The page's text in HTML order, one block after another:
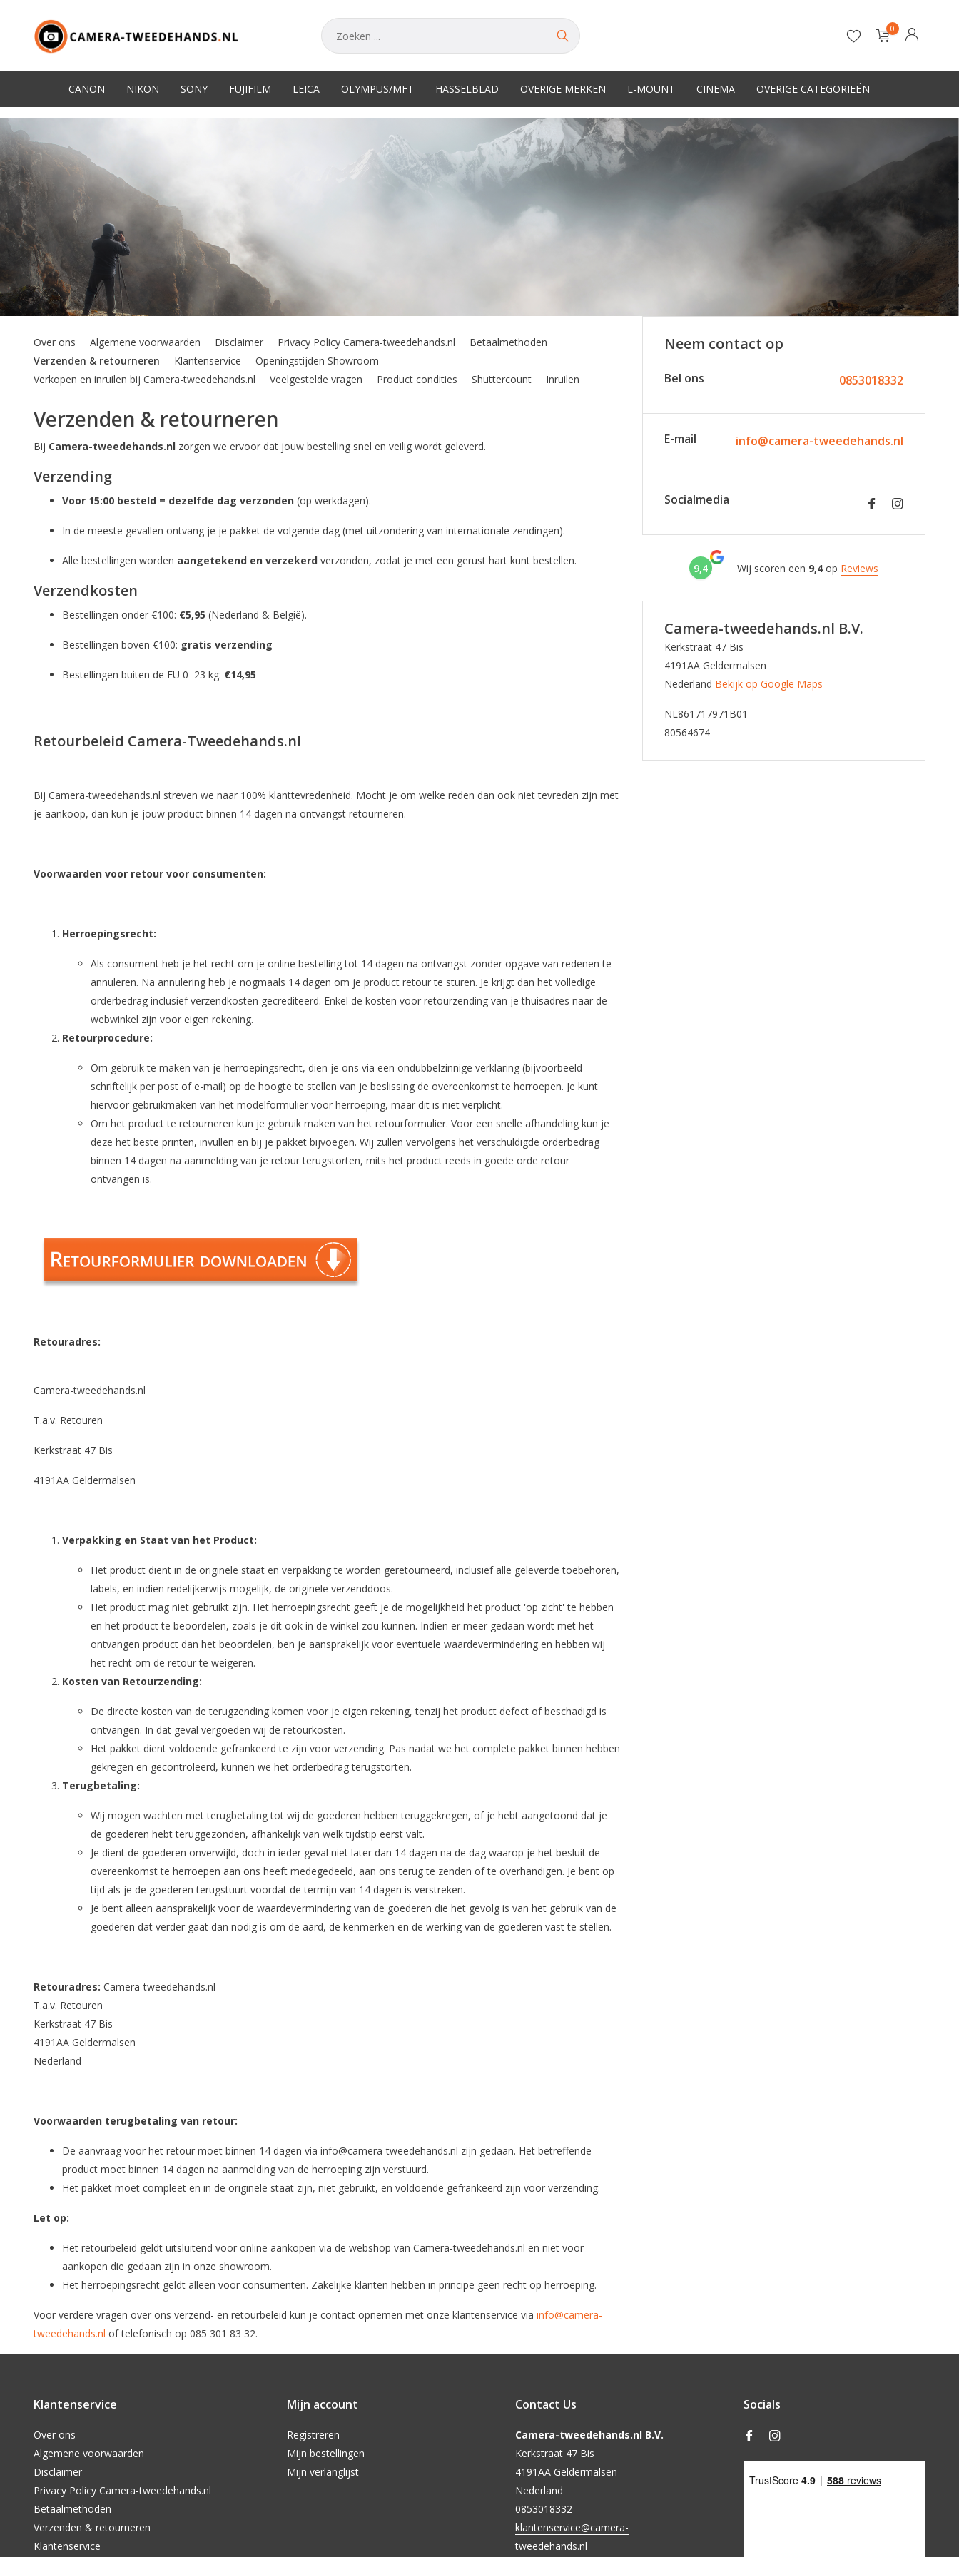
Account aanmaken
0
CANON NIKON SONY FUJIFILM LEICA OLYMPUS/MFT HASSELBLAD OVERIGE MERKEN L-MOUNT CINEMA OVERIGE CATEGORIEËN
Over ons Algemene voorwaarden Disclaimer Privacy Policy Camera-tweedehands.nl
Betaalmethoden
Verzenden & retourneren
Klantenservice
Openingstijden Showroom
Verkopen en inruilen bij Camera-tweedehands.nl
Veelgestelde vragen Product condities Shuttercount Inruilen
Verzenden & retourneren
Bij Camera-tweedehands.nl zorgen we ervoor dat jouw bestelling snel en veilig wordt geleverd.
Verzending
Voor 15:00 besteld = dezelfde dag verzonden (op werkdagen).
In de meeste gevallen ontvang je je pakket de volgende dag (met uitzondering van internationale zendingen).
Alle bestellingen worden aangetekend en verzekerd verzonden, zodat je met een gerust hart kunt bestellen.
Verzendkosten
Bestellingen onder €100: €5,95 (Nederland & België).
Bestellingen boven €100: gratis verzending
Bestellingen buiten de EU 0–23 kg: €14,95
Retourbeleid Camera-Tweedehands.nl
Bij Camera-tweedehands.nl streven we naar 100% klanttevredenheid. Mocht je om welke reden dan ook niet tevreden zijn met
je aankoop, dan kun je jouw product binnen 14 dagen na ontvangst retourneren.
Voorwaarden voor retour voor consumenten:
Herroepingsrecht:
Als consument heb je het recht om je online bestelling tot 14 dagen na ontvangst zonder opgave van redenen te
annuleren. Na annulering heb je nogmaals 14 dagen om je product retour te sturen. Je krijgt dan het volledige
orderbedrag inclusief verzendkosten gecrediteerd. Enkel de kosten voor retourzending van je thuisadres naar de
webwinkel zijn voor eigen rekening.
Retourprocedure:
Om gebruik te maken van je herroepingsrecht, dien je ons via een ondubbelzinnige verklaring (bijvoorbeeld
schriftelijk per post of e-mail) op de hoogte te stellen van je beslissing de overeenkomst te herroepen. Je kunt
hiervoor gebruikmaken van het modelformulier voor herroeping, maar dit is niet verplicht.
Om het product te retourneren kun je gebruik maken van het retourformulier. Voor een snelle afhandeling kun je
deze het beste printen, invullen en bij je pakket bijvoegen. Wij zullen vervolgens het verschuldigde orderbedrag
binnen 14 dagen na aanmelding van je retour terugstorten, mits het product reeds in goede orde retour
ontvangen is.
Retouradres:
Camera-tweedehands.nl
T.a.v. Retouren
Kerkstraat 47 Bis
4191AA Geldermalsen
Verpakking en Staat van het Product:
Het product dient in de originele staat en verpakking te worden geretourneerd, inclusief alle geleverde toebehoren,
labels, en indien redelijkerwijs mogelijk, de originele verzenddoos.
Het product mag niet gebruikt zijn. Het herroepingsrecht geeft je de mogelijkheid het product 'op zicht' te hebben
en het product te beoordelen, zoals je dit ook in de winkel zou kunnen. Indien er meer gedaan wordt met het
ontvangen product dan het beoordelen, ben je aansprakelijk voor eventuele waardevermindering en hebben wij
het recht om de retour te weigeren.
Kosten van Retourzending:
De directe kosten van de terugzending komen voor je eigen rekening, tenzij het product defect of beschadigd is
ontvangen. In dat geval vergoeden wij de retourkosten.
Het pakket dient voldoende gefrankeerd te zijn voor verzending. Pas nadat we het complete pakket binnen hebben
gekregen en gecontroleerd, kunnen we het orderbedrag terugstorten.
Terugbetaling:
Wij mogen wachten met terugbetaling tot wij de goederen hebben teruggekregen, of je hebt aangetoond dat je
de goederen hebt teruggezonden, afhankelijk van welk tijdstip eerst valt.
Je dient de goederen onverwijld, doch in ieder geval niet later dan 14 dagen na de dag waarop je het besluit de
overeenkomst te herroepen aan ons heeft medegedeeld, aan ons terug te zenden of te overhandigen. Je bent op
tijd als je de goederen terugstuurt voordat de termijn van 14 dagen is verstreken.
Je bent alleen aansprakelijk voor de waardevermindering van de goederen die het gevolg is van het gebruik van de
goederen dat verder gaat dan nodig is om de aard, de kenmerken en de werking van de goederen vast te stellen.
Retouradres: Camera-tweedehands.nl
T.a.v. Retouren
Kerkstraat 47 Bis
4191AA Geldermalsen
Nederland
Voorwaarden terugbetaling van retour:
De aanvraag voor het retour moet binnen 14 dagen via info@camera-tweedehands.nl zijn gedaan. Het betreffende
product moet binnen 14 dagen na aanmelding van de herroeping zijn verstuurd.
Het pakket moet compleet en in de originele staat zijn, niet gebruikt, en voldoende gefrankeerd zijn voor verzending.
Let op:
Het retourbeleid geldt uitsluitend voor online aankopen via de webshop van Camera-tweedehands.nl en niet voor
aankopen die gedaan zijn in onze showroom.
Het herroepingsrecht geldt alleen voor consumenten. Zakelijke klanten hebben in principe geen recht op herroeping.
Voor verdere vragen over ons verzend- en retourbeleid kun je contact opnemen met onze klantenservice via info@camera-
tweedehands.nl of telefonisch op 085 301 83 32.
Neem contact op
Bel ons 0853018332
E-mail info@camera-tweedehands.nl
Socialmedia
9,4 Wij scoren een 9,4op Reviews
Camera-tweedehands.nl B.V.
Kerkstraat 47 Bis
4191AA Geldermalsen
Nederland Bekijk op Google Maps
NL861717971B01
80564674
Klantenservice
Over ons
Algemene voorwaarden
Disclaimer
Privacy Policy Camera-tweedehands.nl
Betaalmethoden
Verzenden & retourneren
Klantenservice
Mijn account
Registreren
Mijn bestellingen
Mijn verlanglijst
Contact Us
Camera-tweedehands.nl B.V.
Kerkstraat 47 Bis
4191AA Geldermalsen
Nederland
0853018332
klantenservice@camera-
tweedehands.nl
Socials